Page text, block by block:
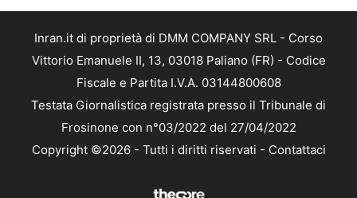
Inran.it di proprietà di DMM COMPANY SRL - Corso
Vittorio Emanuele II, 13, 03018 Paliano (FR) - Codice
Fiscale e Partita I.V.A. 03144800608
Testata Giornalistica registrata presso il Tribunale di
Frosinone con n°03/2022 del 27/04/2022
Copyright ©2026 - Tutti i diritti riservati - Contattaci